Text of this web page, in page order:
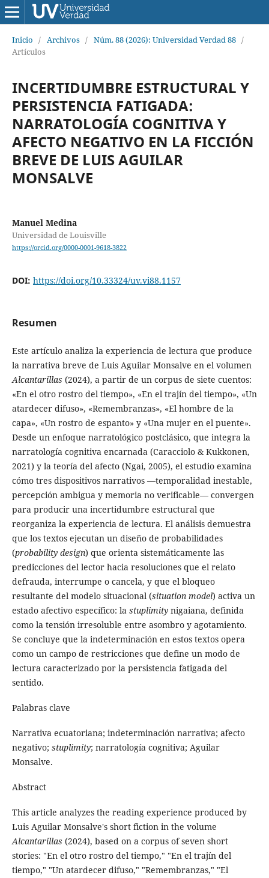
Inicio / Archivos / Núm. 88 (2026): Universidad Verdad 88 /
Artículos
INCERTIDUMBRE ESTRUCTURAL Y
PERSISTENCIA FATIGADA:
NARRATOLOGÍA COGNITIVA Y
AFECTO NEGATIVO EN LA FICCIÓN
BREVE DE LUIS AGUILAR
MONSALVE
Manuel Medina
Universidad de Louisville
https://orcid.org/0000-0001-9618-3822
DOI: https://doi.org/10.33324/uv.vi88.1157
Resumen
Este artículo analiza la experiencia de lectura que produce
la narrativa breve de Luis Aguilar Monsalve en el volumen
Alcantarillas (2024), a partir de un corpus de siete cuentos:
«En el otro rostro del tiempo», «En el trajín del tiempo», «Un
atardecer difuso», «Remembranzas», «El hombre de la
capa», «Un rostro de espanto» y «Una mujer en el puente».
Desde un enfoque narratológico postclásico, que integra la
narratología cognitiva encarnada (Caracciolo & Kukkonen,
2021) y la teoría del afecto (Ngai, 2005), el estudio examina
cómo tres dispositivos narrativos —temporalidad inestable,
percepción ambigua y memoria no verificable— convergen
para producir una incertidumbre estructural que
reorganiza la experiencia de lectura. El análisis demuestra
que los textos ejecutan un diseño de probabilidades
(probability design) que orienta sistemáticamente las
predicciones del lector hacia resoluciones que el relato
defrauda, interrumpe o cancela, y que el bloqueo
resultante del modelo situacional (situation model) activa un
estado afectivo específico: la stuplimitynigaiana, definida
como la tensión irresoluble entre asombro y agotamiento.
Se concluye que la indeterminación en estos textos opera
como un campo de restricciones que define un modo de
lectura caracterizado por la persistencia fatigada del
sentido.
Palabras clave
Narrativa ecuatoriana; indeterminación narrativa; afecto
negativo; stuplimity; narratología cognitiva; Aguilar
Monsalve.
Abstract
This article analyzes the reading experience produced by
Luis Aguilar Monsalve's short fiction in the volume
Alcantarillas (2024), based on a corpus of seven short
stories: "En el otro rostro del tiempo," "En el trajín del
tiempo," "Un atardecer difuso," "Remembranzas," "El